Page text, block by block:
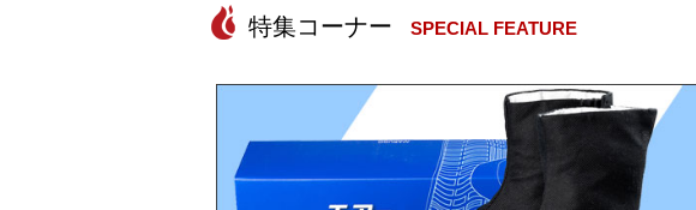
SPECIAL FEATURE